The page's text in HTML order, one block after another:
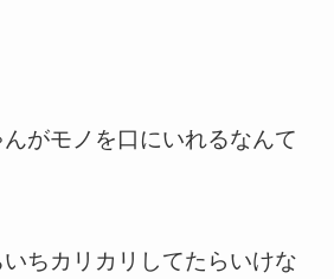
がモノを口にいれるなんて
ちカリカリしてたらいけな